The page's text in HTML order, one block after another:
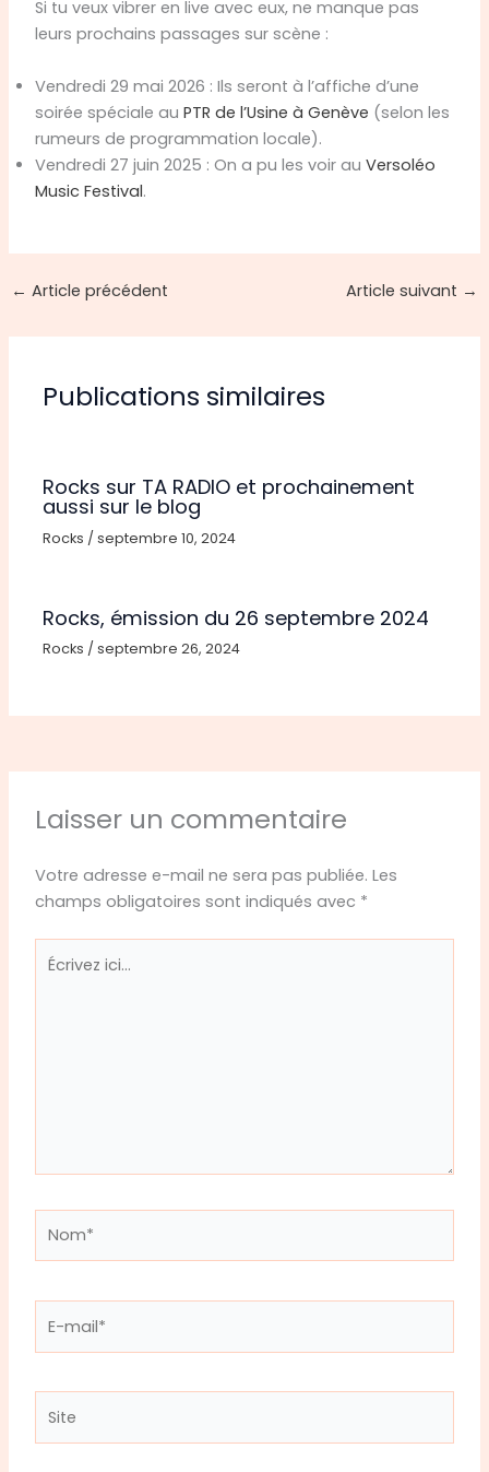
Si tu veux vibrer en live avec eux, ne manque pas
leurs prochains passages sur scène :
Vendredi 29 mai 2026 : Ils seront à l’affiche d’une
soirée spéciale au PTR de l’Usine à Genève (selon les
rumeurs de programmation locale).
Vendredi 27 juin 2025 : On a pu les voir au Versoléo
Music Festival.
← Article précédent Article suivant →
Publications similaires
Rocks sur TA RADIO et prochainement
aussi sur le blog
Rocks /septembre 10, 2024
Rocks, émission du 26 septembre 2024
Rocks /septembre 26, 2024
Laisser un commentaire
Votre adresse e-mail ne sera pas publiée. Les
champs obligatoires sont indiqués avec *
ici…
mail*